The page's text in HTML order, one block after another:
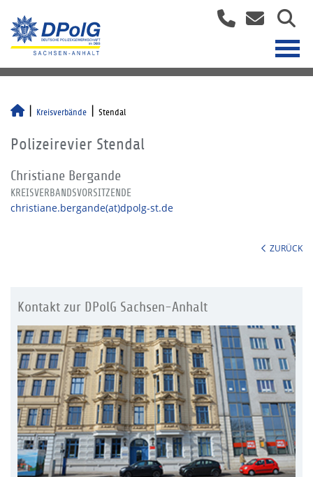
Kreisverbände Stendal
Polizeirevier Stendal
Christiane Bergande
KREISVERBANDSVORSITZENDE
christiane.bergande(at)dpolg-st.de
ZURÜCK
Kontakt zur DPolG Sachsen-Anhalt